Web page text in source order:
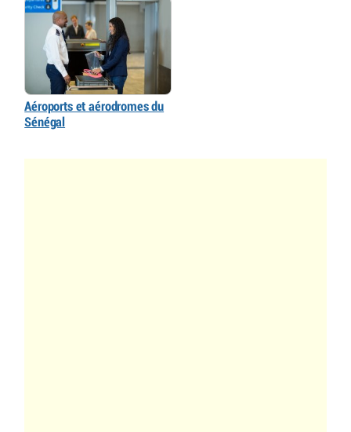
Aéroports et aérodromes du
Sénégal